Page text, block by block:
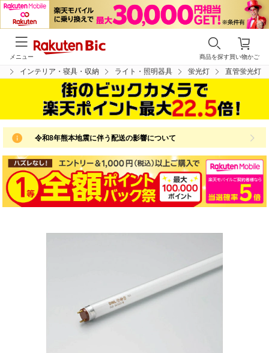
買い物かご
商品を探す
メニュー
インテリア・寝具・収納 ライト・照明器具 蛍光灯 直管蛍光灯
令和8年熊本地震に伴う配送の影響について